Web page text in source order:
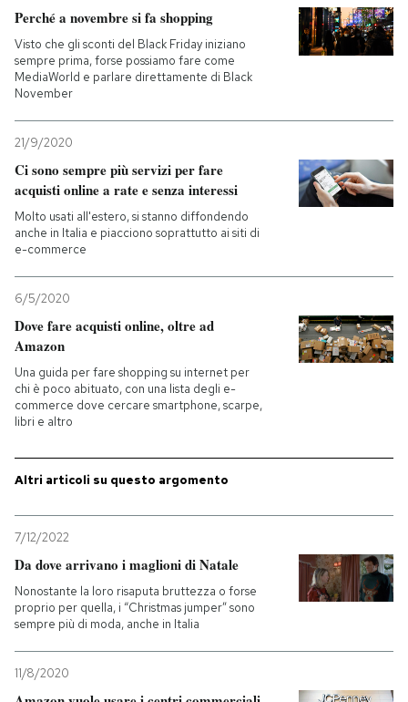
Perché a novembre si fa shopping
Visto che gli sconti del Black Friday iniziano
sempre prima, forse possiamo fare come
MediaWorld e parlare direttamente di Black
November
21/9/2020
Ci sono sempre più servizi per fare
acquisti online a rate e senza interessi
Molto usati all'estero, si stanno diffondendo
anche in Italia e piacciono soprattutto ai siti di
e-commerce
6/5/2020
Dove fare acquisti online, oltre ad
Amazon
Una guida per fare shopping su internet per
chi è poco abituato, con una lista degli e-
commerce dove cercare smartphone, scarpe,
libri e altro
Altri articoli su questo argomento
7/12/2022
Da dove arrivano i maglioni di Natale
Nonostante la loro risaputa bruttezza o forse
proprio per quella, i “Christmas jumper” sono
sempre più di moda, anche in Italia
11/8/2020